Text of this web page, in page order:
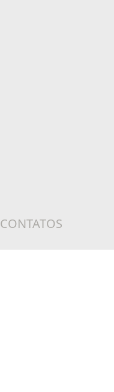
CONTATOS